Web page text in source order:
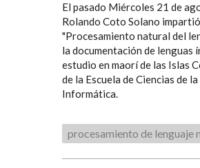
El pasado Miércoles 21 de
Rolando Coto Solano
"Procesamiento natural del
la documentación de lenguas
estudio en maorí de las Islas
de la Escuela de Ciencias de
Informática.
procesamiento de lenguaje